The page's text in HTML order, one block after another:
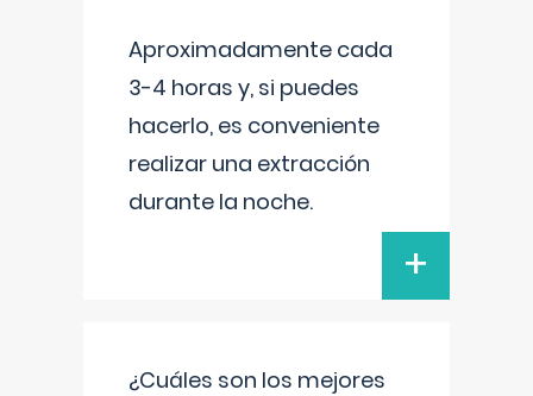
Aproximadamente cada
3-4 horas y, si puedes
hacerlo, es conveniente
realizar una extracción
durante la noche.
+
¿Cuáles son los mejores